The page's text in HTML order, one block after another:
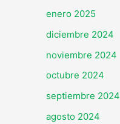
enero 2025
diciembre 2024
noviembre 2024
octubre 2024
septiembre 2024
agosto 2024